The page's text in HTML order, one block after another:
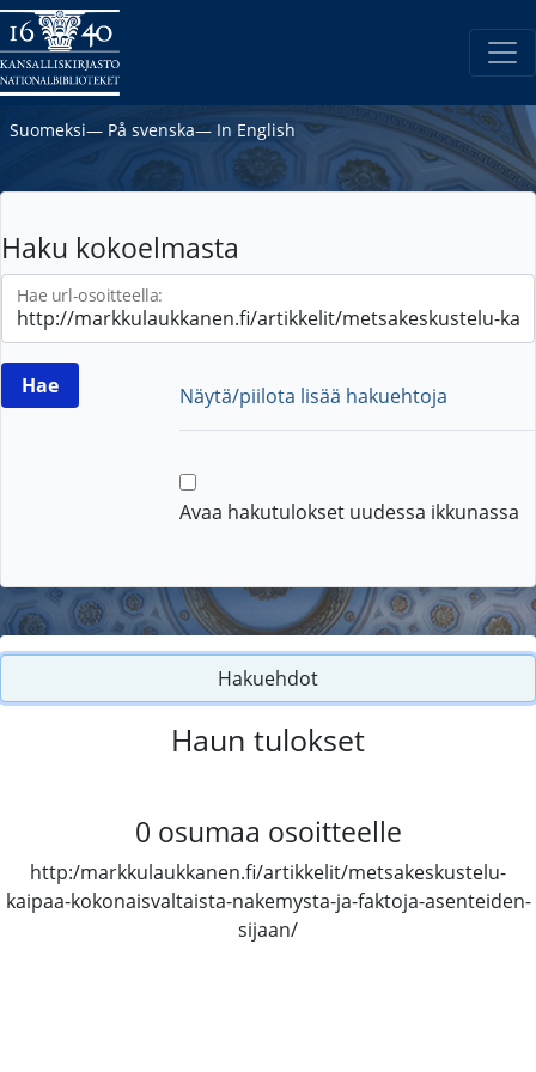
Suomeksi― På svenska― In English
Haku kokoelmasta
Hae url-osoitteella:
Näytä/piilota lisää hakuehtoja
Avaa hakutulokset uudessa ikkunassa
Hakuehdot
Haun tulokset
0 osumaa osoitteelle
http:/markkulaukkanen.fi/artikkelit/metsakeskustelu-
kaipaa-kokonaisvaltaista-nakemysta-ja-faktoja-asenteiden-
sijaan/